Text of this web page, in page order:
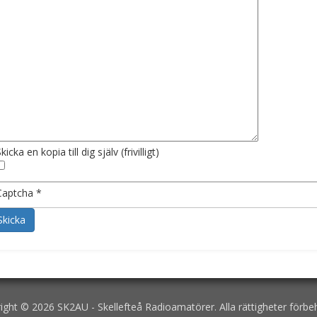
en kopia till dig själv (frivilligt)
*
© 2026 SK2AU - Skellefteå Radioamatörer. Alla rättigheter